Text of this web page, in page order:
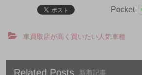
Pocket
車買取店が高く買いたい人気車種
Related Posts